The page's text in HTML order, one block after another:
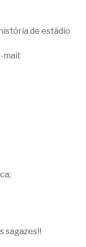
de estádio
mail:
sagazes!!